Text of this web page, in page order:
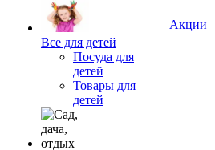
Все для детей
Посуда для
детей
Товары для
детей
Акции